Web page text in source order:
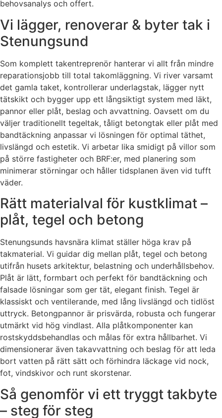
behovsanalys och offert.
Vi lägger, renoverar & byter tak i
Stenungsund
Som komplett takentreprenör hanterar vi allt från mindre
reparationsjobb till total takomläggning. Vi river varsamt
det gamla taket, kontrollerar underlagstak, lägger nytt
tätskikt och bygger upp ett långsiktigt system med läkt,
pannor eller plåt, beslag och avvattning. Oavsett om du
väljer traditionellt tegeltak, tåligt betongtak eller plåt med
bandtäckning anpassar vi lösningen för optimal täthet,
livslängd och estetik. Vi arbetar lika smidigt på villor som
på större fastigheter och BRF:er, med planering som
minimerar störningar och håller tidsplanen även vid tufft
väder.
Rätt materialval för kustklimat –
plåt, tegel och betong
Stenungsunds havsnära klimat ställer höga krav på
takmaterial. Vi guidar dig mellan plåt, tegel och betong
utifrån husets arkitektur, belastning och underhållsbehov.
Plåt är lätt, formbart och perfekt för bandtäckning och
falsade lösningar som ger tät, elegant finish. Tegel är
klassiskt och ventilerande, med lång livslängd och tidlöst
uttryck. Betongpannor är prisvärda, robusta och fungerar
utmärkt vid hög vindlast. Alla plåtkomponenter kan
rostskyddsbehandlas och målas för extra hållbarhet. Vi
dimensionerar även takavvattning och beslag för att leda
bort vatten på rätt sätt och förhindra läckage vid nock,
fot, vindskivor och runt skorstenar.
Så genomför vi ett tryggt takbyte
– steg för steg